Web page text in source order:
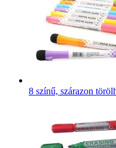
8 színű, szárazon